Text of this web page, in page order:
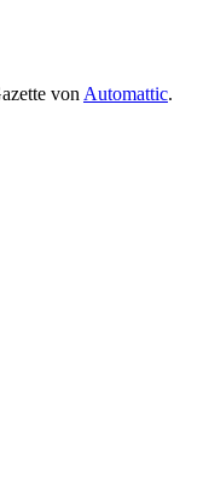
von Automattic.